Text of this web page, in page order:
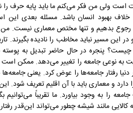
ولی من فکر می‌کنم ما باید پایه حرف را
بهبود انسان باشد. مسئله بعدی این
رجوع بدهیم و تنها مختص معماری نیست. من
این مسیر نباید مخاطب را نادیده بگیرند.
چیست؟ پنجره در حال حاضر تبدیل به
به نوعی جامعه را تغییر می‌دهد. ممکن است
دنیا رفتار جامعه‌ها را عوض کرد. یعنی
و معماری باید با آن اقلیم تعریف شود.
را به وجود بیاورد. ما تقریباً
مانند شیشه چطور می‌تواند این‌قدر